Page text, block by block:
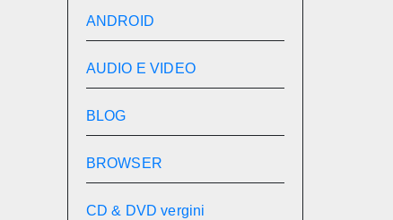
ANDROID
AUDIO E VIDEO
BLOG
BROWSER
CD & DVD vergini